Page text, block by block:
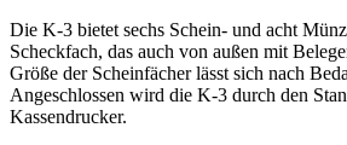
Die K-3 bietet sechs Schein- und acht
Scheckfach, das auch von außen mit
Größe der Scheinfächer lässt sich nach
Angeschlossen wird die K-3 durch den
Kassendrucker.